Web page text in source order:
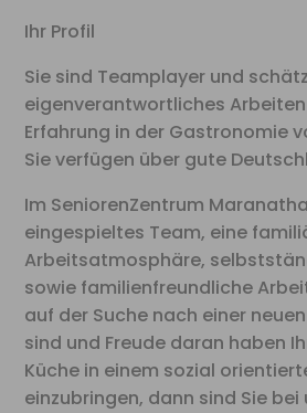
Ihr Profil
Sie sind Teamplayer und
eigenverantwortliches Arbeiten
Erfahrung in der Gastronomie
Sie verfügen über gute
Im SeniorenZentrum
eingespieltes Team, eine
Arbeitsatmosphäre,
sowie familienfreundliche
auf der Suche nach einer
sind und Freude daran haben
Küche in einem sozial
einzubringen, dann sind Sie bei